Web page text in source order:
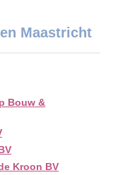
Maastricht
Bouw &
Kroon BV